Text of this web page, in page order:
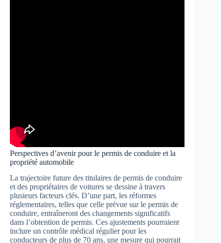
Perspectives d’avenir pour le permis de conduire et la
propriété automobile
La trajectoire future des titulaires de permis de conduire
et des propriétaires de voitures se dessine à travers
plusieurs facteurs clés. D’une part, les réformes
réglementaires, telles que celle prévue sur le permis de
conduire, entraîneront des changements significatifs
dans l’obtention de permis. Ces ajustements pourraient
inclure un contrôle médical régulier pour les
conducteurs de plus de 70 ans, une mesure qui pourrait